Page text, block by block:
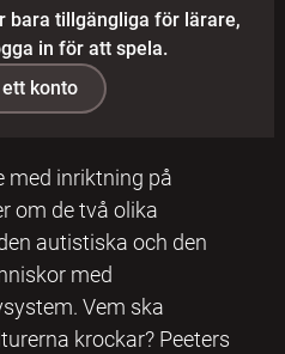
bara tillgängliga för lärare,
in för att spela.
konto
med inriktning på
om de två olika
autistiska och den
med
Vem ska
krockar? Peeters